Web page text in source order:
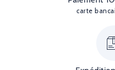
carte